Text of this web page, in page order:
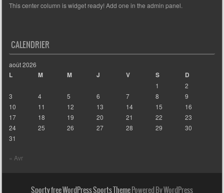
This center column is widget ready! Add one in the admin panel.
CALENDRIER
août 2026
L M M J V S D
1
2
3
4 5 6 7 8
9
10
11 12 13 14 15
16
17
18 19 20 21 22
23
24
25 26 27 28 29
30
31
« Avr
Sporty free WordPress Sports ThemePowered By WordPress